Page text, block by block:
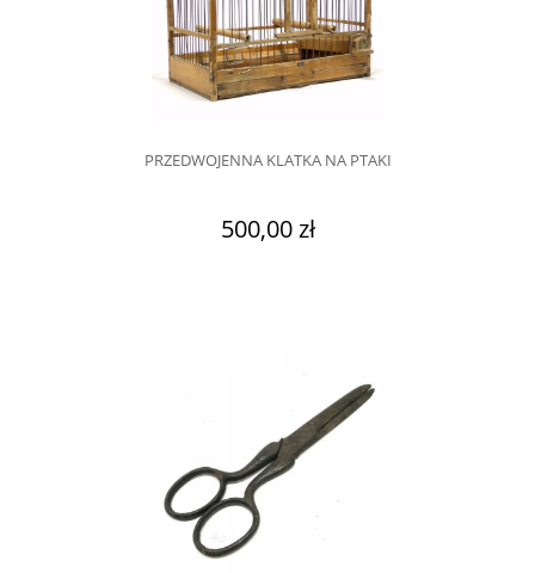
PRZEDWOJENNA KLATKA NA PTAKI
500,00 zł